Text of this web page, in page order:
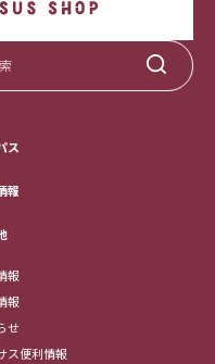
ス
報
報
報
せ
ス便利情報